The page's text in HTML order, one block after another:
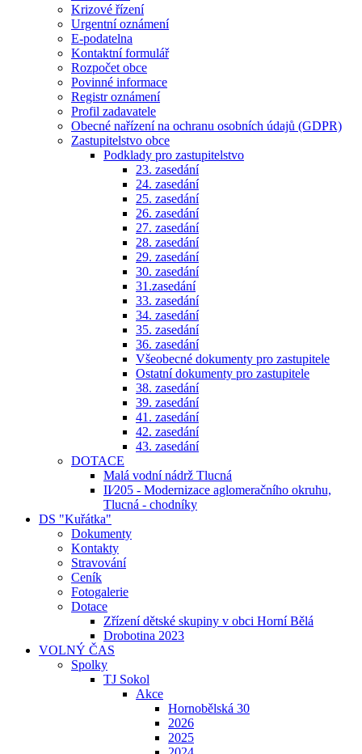
Krizové řízení
Urgentní oznámení
E-podatelna
Kontaktní formulář
Rozpočet obce
Povinné informace
Registr oznámení
Profil zadavatele
Obecné nařízení na ochranu osobních údajů (GDPR)
Zastupitelstvo obce
Podklady pro zastupitelstvo
23. zasedání
24. zasedání
25. zasedání
26. zasedání
27. zasedání
28. zasedání
29. zasedání
30. zasedání
31.zasedání
33. zasedání
34. zasedání
35. zasedání
36. zasedání
Všeobecné dokumenty pro zastupitele
Ostatní dokumenty pro zastupitele
38. zasedání
39. zasedání
41. zasedání
42. zasedání
43. zasedání
DOTACE
Malá vodní nádrž Tlucná
II⁄205 - Modernizace aglomeračního okruhu,
Tlucná - chodníky
DS "Kuřátka"
Dokumenty
Kontakty
Stravování
Ceník
Fotogalerie
Dotace
Zřízení dětské skupiny v obci Horní Bělá
Drobotina 2023
VOLNÝ ČAS
Spolky
TJ Sokol
Akce
Hornobělská 30
2026
2025